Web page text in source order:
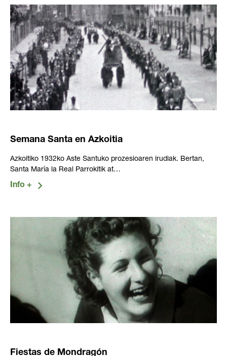
Semana Santa en Azkoitia
Azkoitiko 1932ko Aste Santuko prozesioaren irudiak. Bertan,
Santa María la Real Parrokitik at…
Fiestas de Mondragón